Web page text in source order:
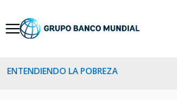
Skip
Navigation
ENTENDIENDO LA POBREZA